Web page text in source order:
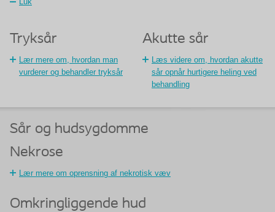
Tryksår
Lær mere om, hvordan man
vurderer og behandler tryksår
Akutte sår
Læs videre om, hvordan akutte
sår opnår hurtigere heling ved
behandling
Sår og hudsygdomme
Nekrose
Lær mere om oprensning af nekrotisk væv
Omkringliggende hud